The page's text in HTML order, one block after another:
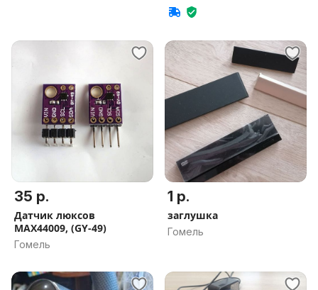
35 р.
Датчик люксов
MAX44009, (GY-49)
Гомель
1 р.
заглушка
Гомель